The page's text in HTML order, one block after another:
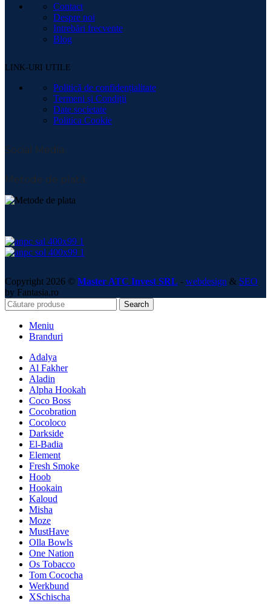
Contact
Despre noi
Intrebări frecvente
Blog
LINK-URI UTILE
Politică de confidențialitate
Termeni și Condiții
Date societate
Politica Cookie
Social Media:
Metode de plată:
Copyright 2026 © Master ATC Invest SRL - webdesign & SEO
by Fantasia.ro
Search
Meniu
Branduri
Adalya
Al Fakher
Aladin
Alpha Hookah
Coco Boss
Cocobration
Cocoloco
Darkside
El-Badia
Element
Fresh Smoke
Hoob
Hookain
Kaloud
Misha
Moze
MustHave
Olla Bowls
One Nation
Os Tobacco
Tom Cococha
Werkbund
XSchischa